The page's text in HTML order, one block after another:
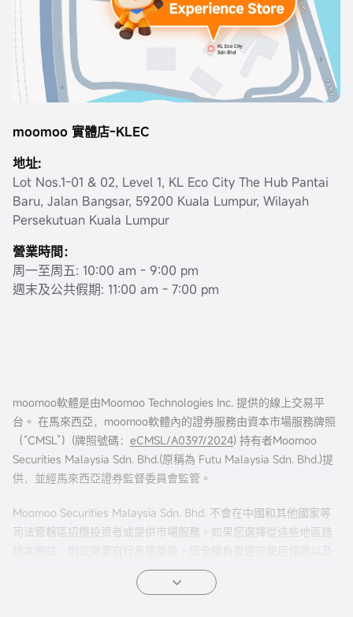
moomoo 實體店-KLEC
地址:
Lot Nos.1-01 & 02, Level 1, KL Eco City The Hub Pantai
Baru, Jalan Bangsar, 59200 Kuala Lumpur, Wilayah
Persekutuan Kuala Lumpur
營業時間：
周一至周五: 10:00 am - 9:00 pm
週末及公共假期: 11:00 am - 7:00 pm
moomoo軟體是由Moomoo Technologies Inc. 提供的線上交易平
台。 在馬來西亞，moomoo軟體內的證券服務由資本市場服務牌照
（“CMSL”）(牌照號碼： eCMSL/A0397/2024) 持有者Moomoo
Securities Malaysia Sdn. Bhd.(原稱為 Futu Malaysia Sdn. Bhd.)提
供，並經馬來西亞證券監督委員會監管。
Moomoo Securities Malaysia Sdn. Bhd. 不會在中國和其他國家等
司法管轄區招攬投資者或提供市場服務。如果您選擇從這些地區造
任何適用的當地法律法規。